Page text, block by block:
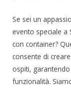
Se sei un
evento speciale a
con container?
consente di
ospiti,
funzionalità.